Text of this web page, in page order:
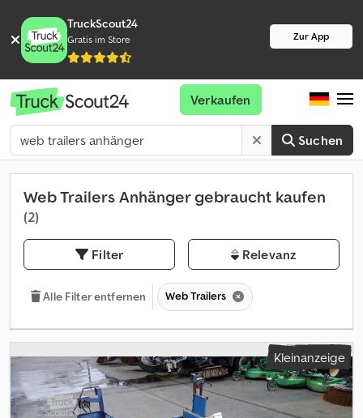
TruckScout24
Gratis im Store Zur App
Suchen
Verkaufen
Web Trailers Anhänger gebraucht kaufen
(2)
Filter Relevanz
Alle Filter entfernen Web Trailers
Kleinanzeige